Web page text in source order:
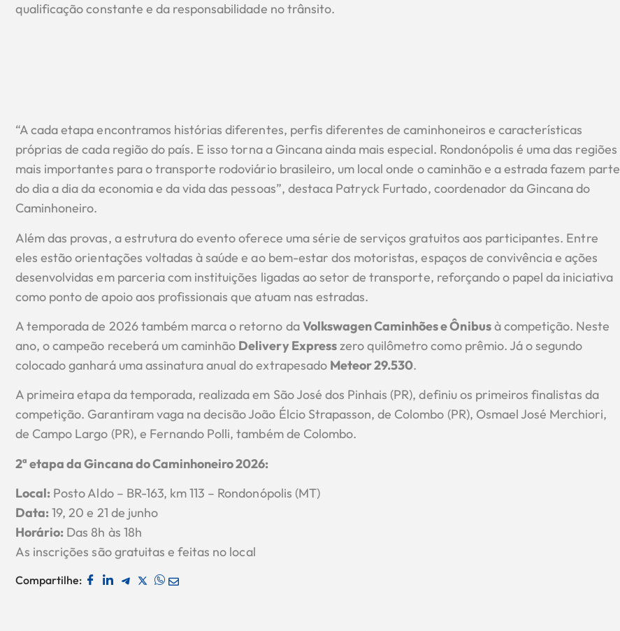
qualificação constante e da responsabilidade no trânsito.
“A cada etapa encontramos histórias diferentes, perfis diferentes de caminhoneiros e características
próprias de cada região do país. E isso torna a Gincana ainda mais especial. Rondonópolis é uma das regiões
mais importantes para o transporte rodoviário brasileiro, um local onde o caminhão e a estrada fazem parte
do dia a dia da economia e da vida das pessoas”, destaca Patryck Furtado, coordenador da Gincana do
Caminhoneiro.
Além das provas, a estrutura do evento oferece uma série de serviços gratuitos aos participantes. Entre
eles estão orientações voltadas à saúde e ao bem-estar dos motoristas, espaços de convivência e ações
desenvolvidas em parceria com instituições ligadas ao setor de transporte, reforçando o papel da iniciativa
como ponto de apoio aos profissionais que atuam nas estradas.
A temporada de 2026 também marca o retorno daVolkswagen Caminhões e Ônibusà competição. Neste
ano, o campeão receberá um caminhão Delivery Expresszero quilômetro como prêmio. Já o segundo
colocado ganhará uma assinatura anual do extrapesado Meteor 29.530.
A primeira etapa da temporada, realizada em São José dos Pinhais (PR), definiu os primeiros finalistas da
competição. Garantiram vaga na decisão João Élcio Strapasson, de Colombo (PR), Osmael José Merchiori,
de Campo Largo (PR), e Fernando Polli, também de Colombo.
2ª etapa da Gincana do Caminhoneiro 2026:
Local: Posto Aldo – BR-163, km 113 – Rondonópolis (MT)
Data: 19, 20 e 21 de junho
Horário: Das 8h às 18h
As inscrições são gratuitas e feitas no local
Compartilhe: